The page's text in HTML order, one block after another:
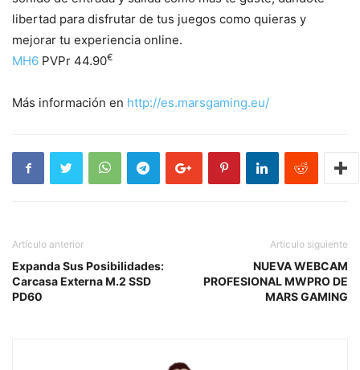
libertad para disfrutar de tus juegos como quieras y
mejorar tu experiencia online.
MH6 PVPr 44.90€
Más información en http://es.marsgaming.eu/
Artículo anterior
Expanda Sus Posibilidades:
Carcasa Externa M.2 SSD
PD60
Artículo siguiente
NUEVA WEBCAM
PROFESIONAL MWPRO DE
MARS GAMING